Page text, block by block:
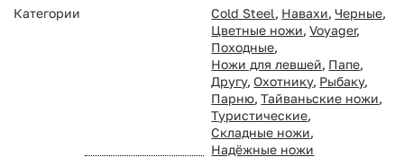
Категории
Cold Steel, Навахи, Черные,
Цветные ножи, Voyager,
Походные,
Ножи для левшей, Папе,
Другу, Охотнику, Рыбаку,
Парню, Тайваньские ножи,
Туристические,
Складные ножи,
Надёжные ножи